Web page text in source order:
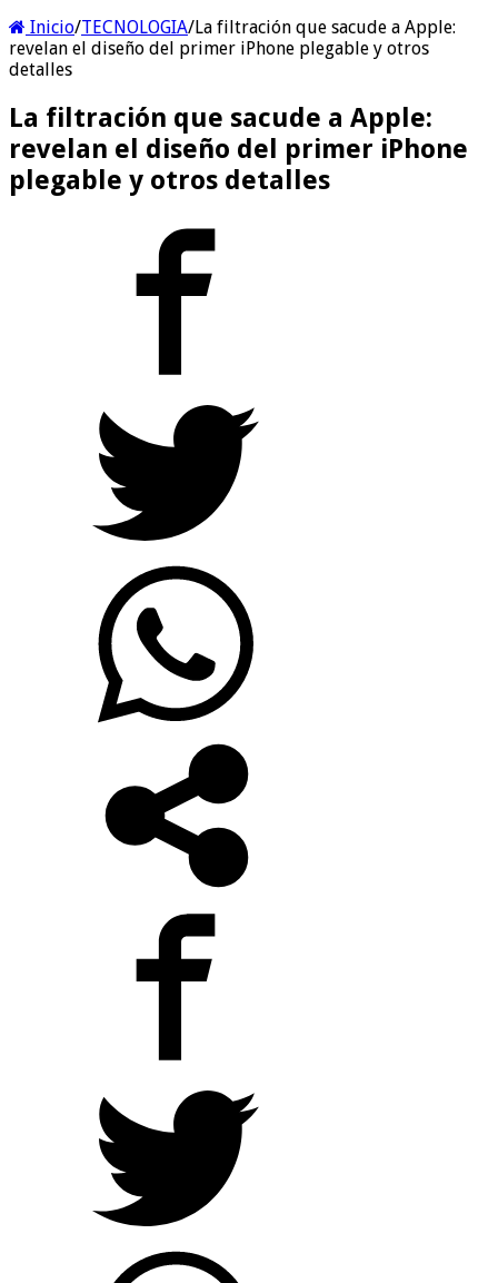
Inicio/TECNOLOGIA/La filtración que sacude a Apple:
revelan el diseño del primer iPhone plegable y otros
detalles
La filtración que sacude a Apple:
revelan el diseño del primer iPhone
plegable y otros detalles